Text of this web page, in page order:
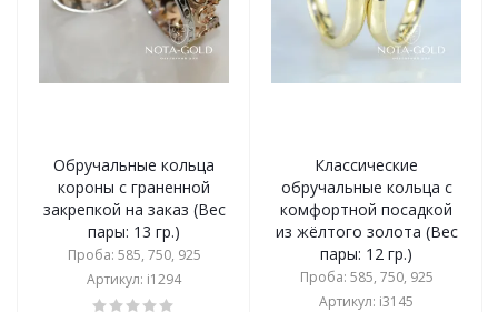
Обручальные кольца
короны с граненной
закрепкой на заказ (Вес
пары: 13 гр.)
Проба: 585, 750, 925
Артикул: i1294
Классические
обручальные кольца с
комфортной посадкой
из жёлтого золота (Вес
пары: 12 гр.)
Проба: 585, 750, 925
Артикул: i3145